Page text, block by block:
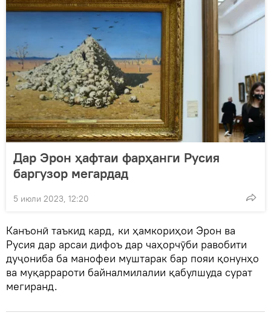
Дар Эрон ҳафтаи фарҳанги Русия
баргузор мегардад
5 июли 2023, 12:20
Канъонӣ таъкид кард, ки ҳамкориҳои Эрон ва
Русия дар арсаи дифоъ дар чаҳорчӯби равобити
дуҷониба ба манофеи муштарак бар пояи қонунҳо
ва муқаррароти байналмилалии қабулшуда сурат
мегиранд.